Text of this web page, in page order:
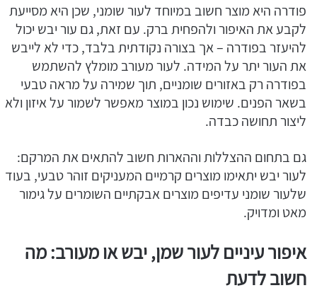
פודרה היא מוצר חשוב במיוחד לעור שומני, שכן היא מסייעת
לקבע את האיפור ולהפחית ברק. עם זאת, גם עור יבש יכול
להיעזר בפודרה – אך בצורה נקודתית בלבד, כדי לא לייבש
את העור יתר על המידה. לעור מעורב מומלץ להשתמש
בפודרה רק באזורים שומניים, תוך שמירה על מראה טבעי
בשאר הפנים. שימוש נכון במוצר מאפשר לשמור על איזון ולא
ליצור תחושה כבדה.
גם בתחום ההצללות וההארות חשוב להתאים את המרקם:
לעור יבש יתאימו מוצרים קרמיים המעניקים זוהר טבעי, בעוד
שלעור שומני עדיפים מוצרים אבקתיים השומרים על גימור
מאט ומדויק.
איפור עיניים לעור שמן, יבש או מעורב: מה
חשוב לדעת